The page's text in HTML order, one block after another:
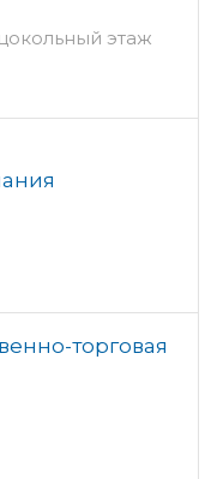
этаж
торговая